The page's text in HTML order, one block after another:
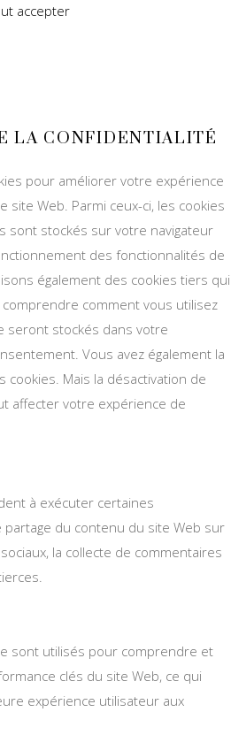
accepter
LA CONFIDENTIALITÉ
pour améliorer votre expérience
site Web. Parmi ceux-ci, les cookies
sont stockés sur votre navigateur
des fonctionnalités de
également des cookies tiers qui
comment vous utilisez
seront stockés dans votre
Vous avez également la
cookies. Mais la désactivation de
affecter votre expérience de
à exécuter certaines
du contenu du site Web sur
la collecte de commentaires
sont utilisés pour comprendre et
clés du site Web, ce qui
expérience utilisateur aux